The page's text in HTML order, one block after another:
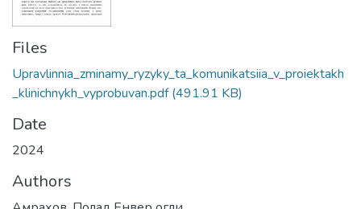
Files
Upravlinnia_zminamy_ryzyky_ta_komunikatsiia_v_proiektakh
_klinichnykh_vyprobuvan.pdf(491.91 KB)
Date
2024
Authors